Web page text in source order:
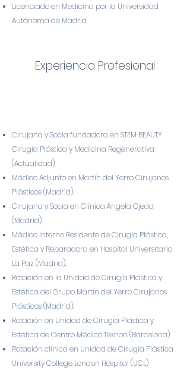
Licenciado en Medicina por la Universidad
Autónoma de Madrid.
Experiencia Profesional
Cirujana y Socia fundadora en STEM BEAUTY
Cirugía Plástica y Medicina Regenerativa
(Actualidad).
Médico Adjunto en Martín del Yerro Cirujanos
Plásticos (Madrid).
Cirujana y Socia en Clínica Ángela Ojeda
(Madrid).
Médico Interno Residente de Cirugía Plástica,
Estética y Reparadora en Hospital Universitario
La Paz (Madrid).
Rotación en la Unidad de Cirugía Plástica y
Estética del Grupo Martín del Yerro Cirujanos
Plásticos (Madrid).
Rotación en Unidad de Cirugía Plástica y
Estética de Centro Médico Teknon (Barcelona).
Rotación clínica en Unidad de Cirugía Plástica
University College London Hospital (UCL)